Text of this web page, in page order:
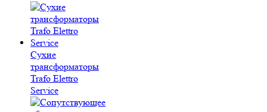
Сухие
трансформаторы
Trafo Elettro
Service